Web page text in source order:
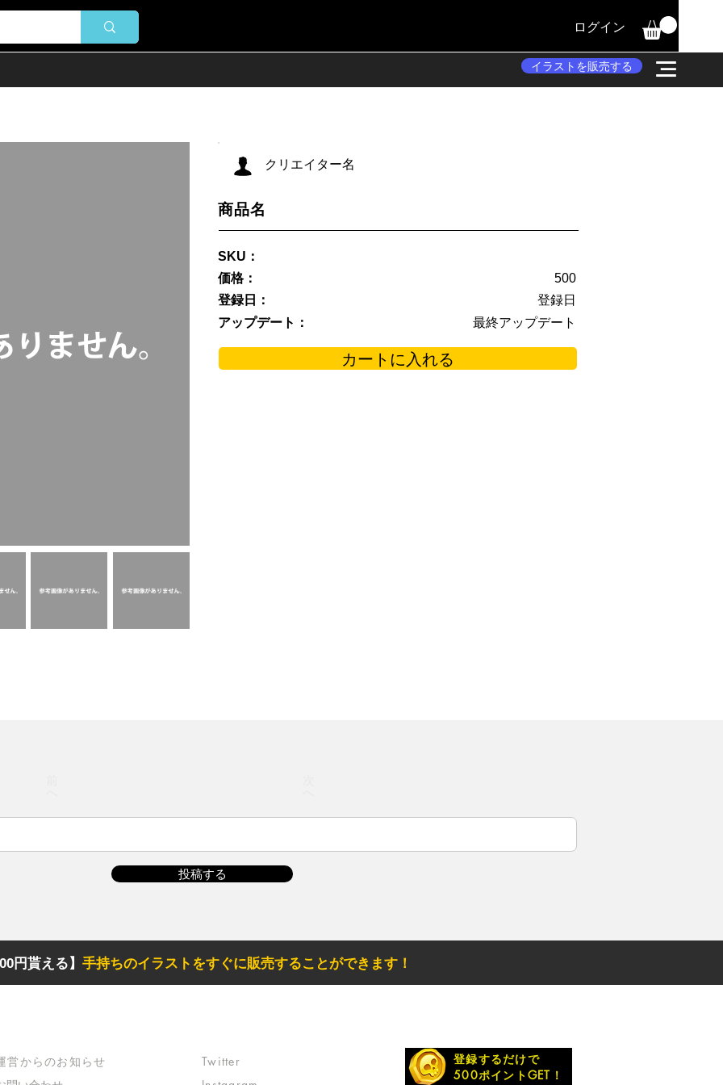
ログイン
イラストを販売する
クリエイター名
商品名
SKU：
価格：
500
登録日：
登録日
アップデート：
最終アップデート
カートに入れる
投稿する
円貰える】 手持ちのイラストをすぐに販売することができます！
営からのお知らせ
Twitter
登録するだけで
500ポイントGET！